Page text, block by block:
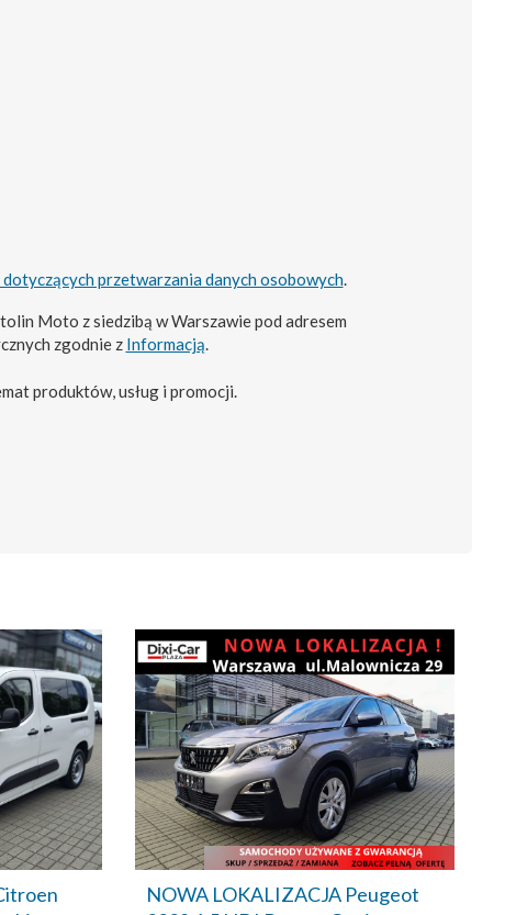
przetwarzania danych osobowych.
Moto z siedzibą w Warszawie pod adresem
zgodnie z Informacją.
produktów, usług i promocji.
NOWA LOKALIZACJA Peugeot